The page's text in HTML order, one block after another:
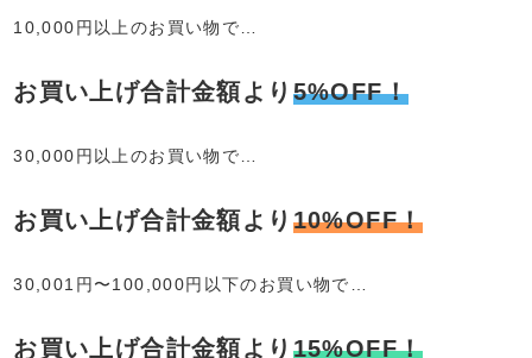
10,000円以上のお買い物で…
お買い上げ合計金額より 5%OFF！
30,000円以上のお買い物で…
お買い上げ合計金額より 10%OFF！
30,001円〜100,000円以下のお買い物で…
お買い上げ合計金額より 15%OFF！